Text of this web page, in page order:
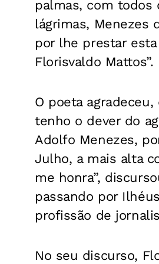
palmas, com todos
lágrimas, Menezes
por lhe prestar
Florisvaldo Mattos”.
O poeta
tenho o dever do
Adolfo Menezes,
Julho, a mais alta
me honra”,
passando por
profissão de
No seu discurso,